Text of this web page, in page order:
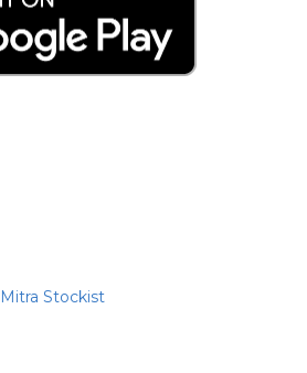
Stockist